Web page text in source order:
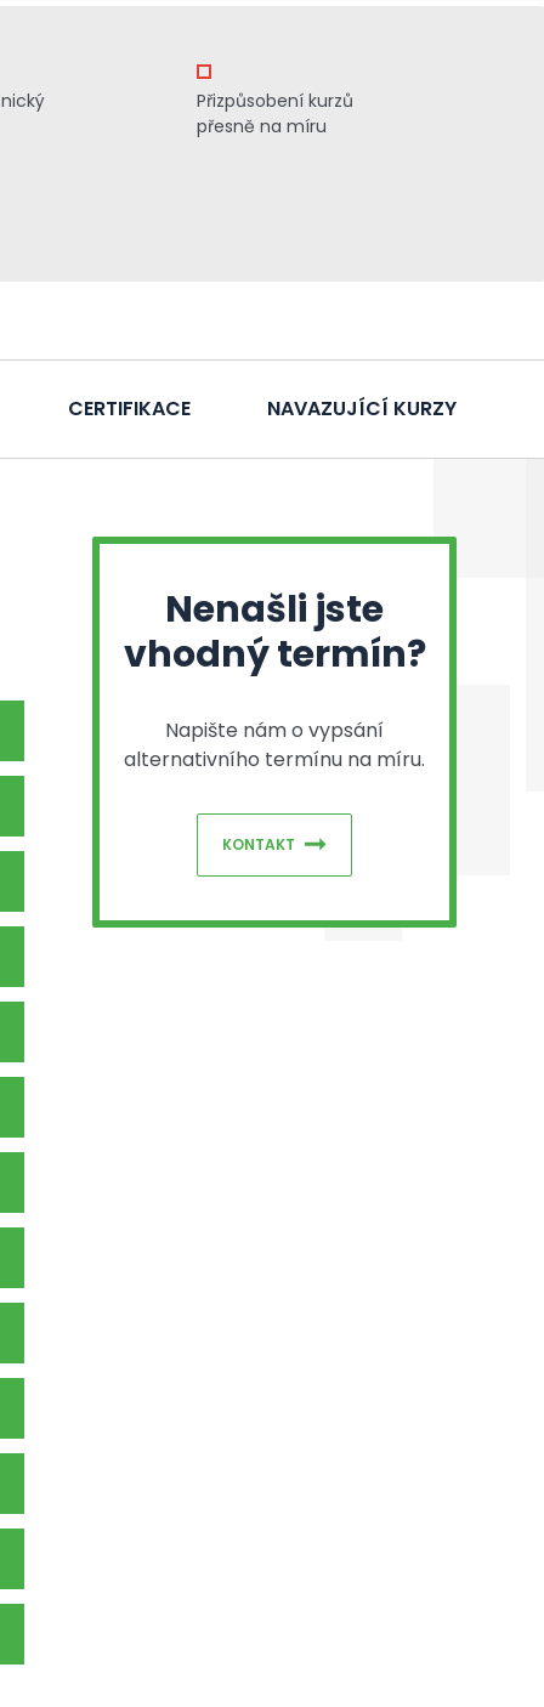
Přizpůsobení kurzů
přesně na míru
CERTIFIKACE NAVAZUJÍCÍ KURZY
Nenašli jste
vhodný termín?
Napište nám o vypsání
alternativního termínu na míru.
KONTAKT